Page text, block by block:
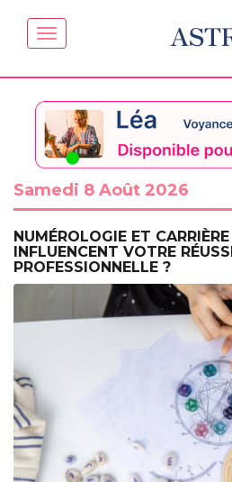
Samedi 8 Août 2026
NUMÉROLOGIE ET
INFLUENCENT VOTRE
PROFESSIONNELLE ?